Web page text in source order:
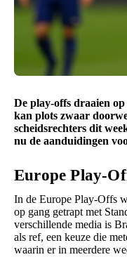
De play-offs draaien
kan plots zwaar
scheidsrechters dit
nu de aanduidingen
Europe Play-
In de Europe Play-Offs
op gang getrapt met
verschillende media is
als ref, een keuze die
waarin er in meerdere